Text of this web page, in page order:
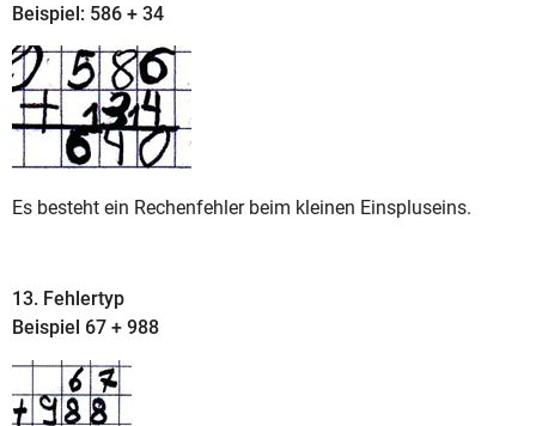
Beispiel: 586 + 34
Es besteht ein Rechenfehler beim kleinen Einspluseins.
13. Fehlertyp
Beispiel 67 + 988